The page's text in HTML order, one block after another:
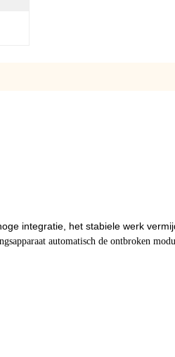
integratie, het stabiele werk
automatisch de ontbroken